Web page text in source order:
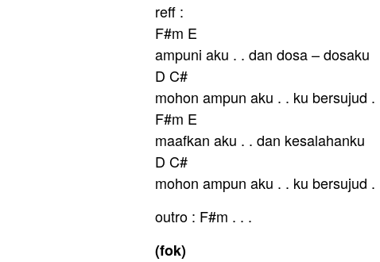
reff :
F#m E
ampuni aku . . dan dosa – dosaku
D C#
mohon ampun aku . . ku bersujud .
F#m E
maafkan aku . . dan kesalahanku
D C#
mohon ampun aku . . ku bersujud .
outro : F#m . . .
(fok)